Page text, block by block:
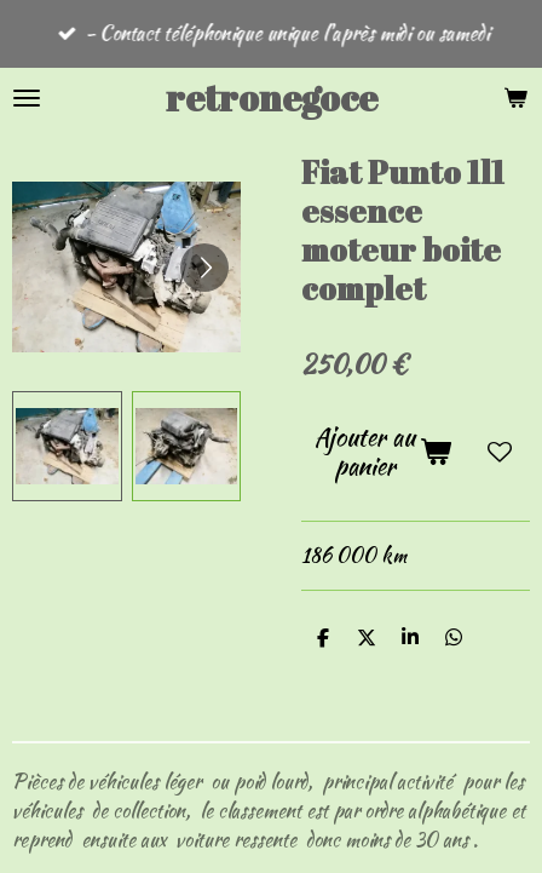
Passer
principal
retronegoce
- Contact téléphonique unique l'après midi ou samedi
Fiat Punto 1l1
essence
moteur boite
complet
250,00 €
Ajouter au
panier
186 000 km
P
g
r
P
g
r
P
g
r
P
g
r
Pièces de véhicules léger ou poid lourd, principal activité pour les
véhicules de collection, le classement est par ordre alphabétique et
reprend ensuite aux voiture ressente donc moins de 30 ans .